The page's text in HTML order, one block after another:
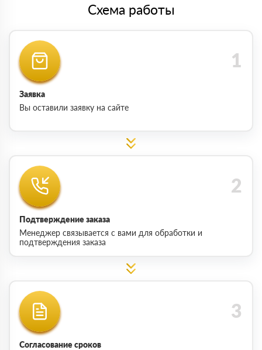
Схема работы
Заявка
Вы оставили заявку на сайте
Подтверждение заказа
Менеджер связывается с вами для обработки и
подтверждения заказа
Согласование сроков